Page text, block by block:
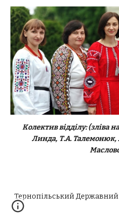
Колектив відділу: (зліва
Линда, Т.А.
Тернопільський